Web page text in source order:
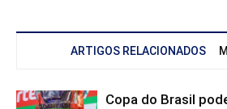
ARTIGOS RELACIONADOS
Copa do Brasil